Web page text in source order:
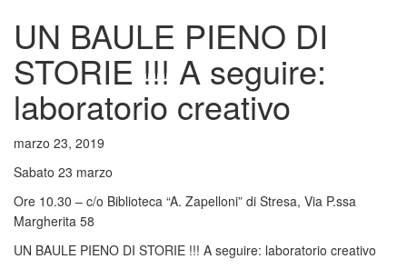
UN BAULE PIENO DI
STORIE !!! A seguire:
laboratorio creativo
marzo 23, 2019
Sabato 23 marzo
Ore 10.30 – c/o Biblioteca “A. Zapelloni” di Stresa, Via P.ssa
Margherita 58
UN BAULE PIENO DI STORIE !!! A seguire: laboratorio creativo